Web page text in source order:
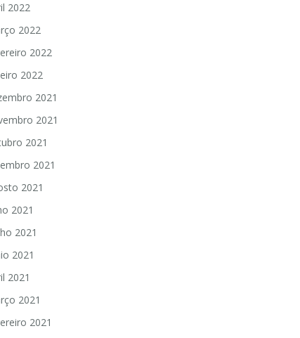
2022
2022
2022
2022
2021
2021
2021
2021
2021
2021
2021
2021
2021
2021
2021